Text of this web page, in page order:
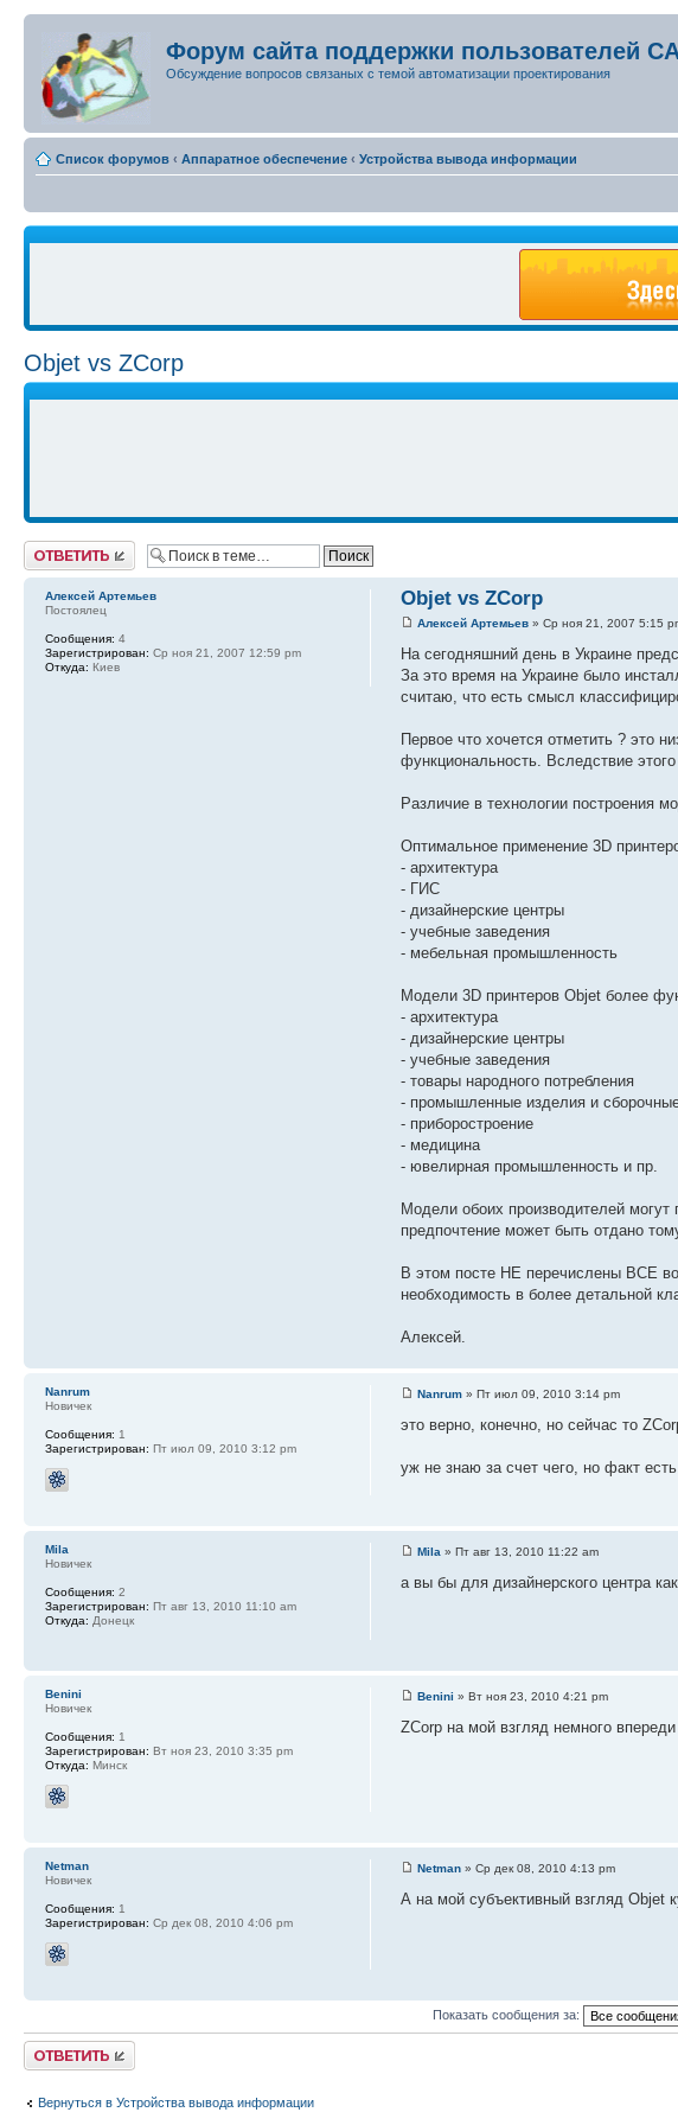
Форум сайта поддержки пользователей
Обсуждение вопросов связаных с темой автоматизации проектирования
Список форумов ‹ Аппаратное обеспечение ‹ Устройства вывода информации
Objet vs ZCorp
Ответить
Objet vs ZCorp
Алексей Артемьев » Ср ноя 21, 2007 5:15
На сегодняшний день в Украине
За это время на Украине было
считаю, что есть смысл
Первое что хочется отметить ? это
функциональность. Вследствие
Различие в технологии построения
Оптимальное применение 3D
- архитектура
- ГИС
- дизайнерские центры
- учебные заведения
- мебельная промышленность
Модели 3D принтеров Objet более
- архитектура
- дизайнерские центры
- учебные заведения
- товары народного потребления
- промышленные изделия и
- приборостроение
- медицина
- ювелирная промышленность и пр.
Модели обоих производителей
предпочтение может быть отдано
В этом посте НЕ перечислены ВСЕ
необходимость в более детальной
Алексей.
Алексей Артемьев
Постоялец
Сообщения: 4
Зарегистрирован: Ср ноя 21, 2007 12:59 pm
Откуда: Киев
Nanrum » Пт июл 09, 2010 3:14 pm
это верно, конечно, но сейчас то
уж не знаю за счет чего, но факт
Nanrum
Новичек
Сообщения: 1
Зарегистрирован: Пт июл 09, 2010 3:12 pm
Mila » Пт авг 13, 2010 11:22 am
а вы бы для дизайнерского центра
Mila
Новичек
Сообщения: 2
Зарегистрирован: Пт авг 13, 2010 11:10 am
Откуда: Донецк
Benini » Вт ноя 23, 2010 4:21 pm
ZCorp на мой взгляд немного
Benini
Новичек
Сообщения: 1
Зарегистрирован: Вт ноя 23, 2010 3:35 pm
Откуда: Минск
Netman » Ср дек 08, 2010 4:13 pm
А на мой субъективный взгляд Objet
Netman
Новичек
Сообщения: 1
Зарегистрирован: Ср дек 08, 2010 4:06 pm
Показать сообщения за:
Ответить
Вернуться в Устройства вывода информации